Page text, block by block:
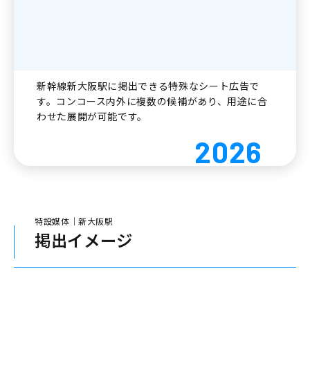
新幹線新大阪駅に掲出できる特殊なシート広告で
す。コンコース内外に複数の候補があり、用途に合
わせた展開が可能です。
2026
特設媒体｜新大阪駅
掲出イメージ